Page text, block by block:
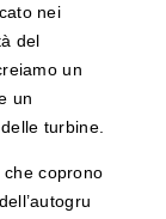
nei
del
un
un
turbine.
che coprono